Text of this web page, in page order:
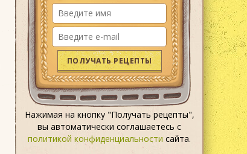
ПОЛУЧАТЬ РЕЦЕПТЫ
Нажимая на кнопку "Получать рецепты",
вы автоматически соглашаетесь с
политикой конфиденциальности сайта.